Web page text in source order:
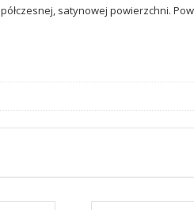
satynowej powierzchni.